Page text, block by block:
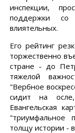
инспекции,
поддержки
влиятельных.
Его рейтинг
торжественно
стране - до
тяжелой
"Вербное
сидит на
Евангельская
"триумфальное
толщу истории -